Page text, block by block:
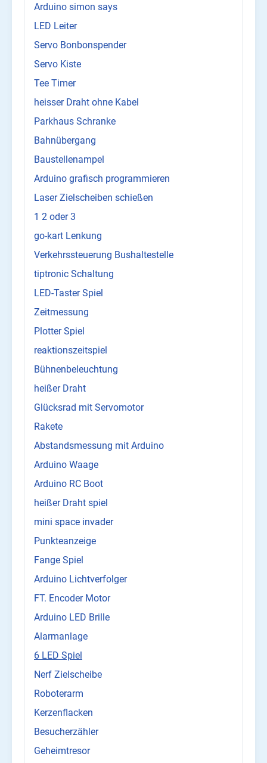
Arduino simon says
LED Leiter
Servo Bonbonspender
Servo Kiste
Tee Timer
heisser Draht ohne Kabel
Parkhaus Schranke
Bahnübergang
Baustellenampel
Arduino grafisch programmieren
Laser Zielscheiben schießen
1 2 oder 3
go-kart Lenkung
Verkehrssteuerung Bushaltestelle
tiptronic Schaltung
LED-Taster Spiel
Zeitmessung
Plotter Spiel
reaktionszeitspiel
Bühnenbeleuchtung
heißer Draht
Glücksrad mit Servomotor
Rakete
Abstandsmessung mit Arduino
Arduino Waage
Arduino RC Boot
heißer Draht spiel
mini space invader
Punkteanzeige
Fange Spiel
Arduino Lichtverfolger
FT. Encoder Motor
Arduino LED Brille
Alarmanlage
6 LED Spiel
Nerf Zielscheibe
Roboterarm
Kerzenflacken
Besucherzähler
Geheimtresor